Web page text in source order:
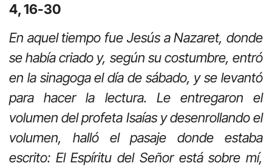
4, 16-30
En aquel tiempo fue Jesús a Nazaret, donde
se había criado y, según su costumbre, entró
en la sinagoga el día de sábado, y se levantó
para hacer la lectura. Le entregaron el
volumen del profeta Isaías y desenrollando el
volumen, halló el pasaje donde estaba
escrito: El Espíritu del Señor está sobre mí,